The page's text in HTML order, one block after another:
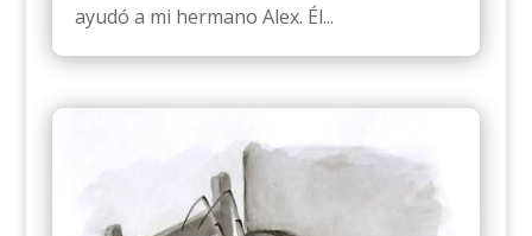
ayudó a mi hermano Alex. Él...